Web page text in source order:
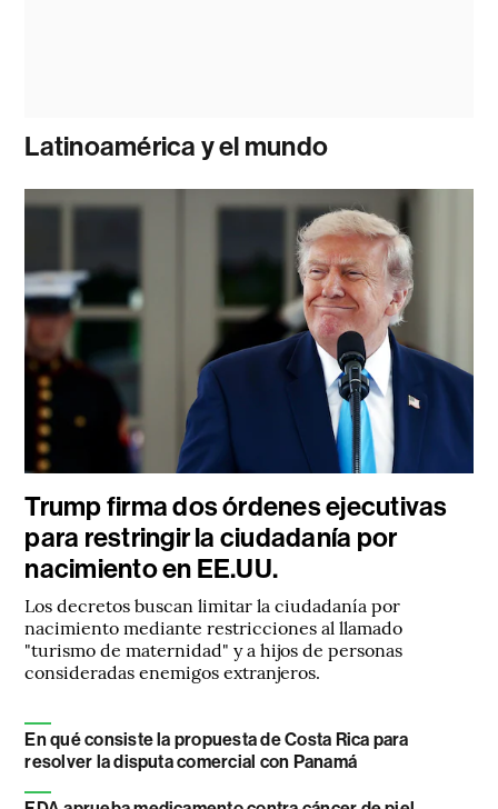
Latinoamérica y el mundo
Trump firma dos órdenes ejecutivas
para restringir la ciudadanía por
nacimiento en EE.UU.
Los decretos buscan limitar la ciudadanía por
nacimiento mediante restricciones al llamado
"turismo de maternidad" y a hijos de personas
consideradas enemigos extranjeros.
En qué consiste la propuesta de Costa Rica para
resolver la disputa comercial con Panamá